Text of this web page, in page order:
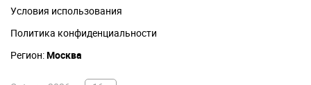
Условия использования
Политика конфиденциальности
Регион:Москва